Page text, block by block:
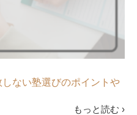
しない塾選びのポイントや
もっと読む ›